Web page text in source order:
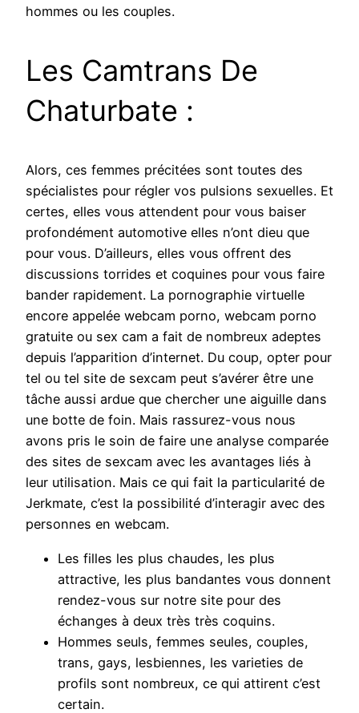
hommes ou les couples.
Les Camtrans De
Chaturbate :
Alors, ces femmes précitées sont toutes des
spécialistes pour régler vos pulsions sexuelles. Et
certes, elles vous attendent pour vous baiser
profondément automotive elles n’ont dieu que
pour vous. D’ailleurs, elles vous offrent des
discussions torrides et coquines pour vous faire
bander rapidement. La pornographie virtuelle
encore appelée webcam porno, webcam porno
gratuite ou sex cam a fait de nombreux adeptes
depuis l’apparition d’internet. Du coup, opter pour
tel ou tel site de sexcam peut s’avérer être une
tâche aussi ardue que chercher une aiguille dans
une botte de foin. Mais rassurez-vous nous
avons pris le soin de faire une analyse comparée
des sites de sexcam avec les avantages liés à
leur utilisation. Mais ce qui fait la particularité de
Jerkmate, c’est la possibilité d’interagir avec des
personnes en webcam.
Les filles les plus chaudes, les plus
attractive, les plus bandantes vous donnent
rendez-vous sur notre site pour des
échanges à deux très très coquins.
Hommes seuls, femmes seules, couples,
trans, gays, lesbiennes, les varieties de
profils sont nombreux, ce qui attirent c’est
certain.